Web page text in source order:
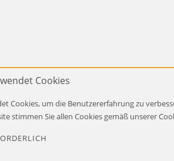
Cookies
Cookies, um die Benutzererfahrung zu
stimmen Sie allen Cookies gemäß unserer